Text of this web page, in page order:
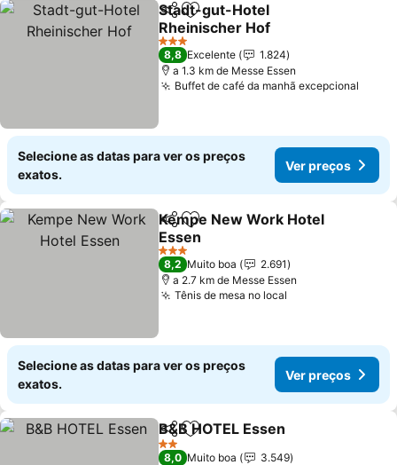
PartilharAdicionar aos favoritos
Stadt-gut-Hotel
Rheinischer Hof
Ver preços
3 Estrelas
8,8 Excelente
1.824
a 1.3 km de Messe Essen
Buffet de café da manhã excepcional
Selecione as datas para ver os preços
exatos.
Ver preços
PartilharAdicionar aos favoritos
Kempe New Work Hotel
Essen
Ver preços
3 Estrelas
8,2 Muito boa
2.691
a 2.7 km de Messe Essen
Tênis de mesa no local
Selecione as datas para ver os preços
exatos.
Ver preços
PartilharAdicionar aos favoritos
B&B HOTEL Essen
2 Estrelas
8,0 Muito boa
3.549